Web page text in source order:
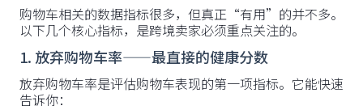
购物车相关的数据指标很多，但真正“有用”的并不多。
以下几个核心指标，是跨境卖家必须重点关注的。
1. 放弃购物车率——最直接的健康分数
放弃购物车率是评估购物车表现的第一项指标。它能快速
告诉你：